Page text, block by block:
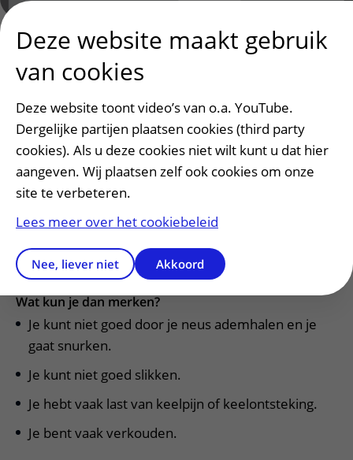
Door je neus en je mond kun je ziekmakers binnen
krijgen: bacteriën of virussen die bijvoorbeeld in de
de ziekmakers tegenhouden.
Je amandelen horen bij je afweersysteem – zo heet
dat. Het zorgt er voor dat je niet van elke bacterie of
virus ziek wordt.
Als je amandelen goed werken, merk je niet dat je
ze hebt. Maar als ze níét goed werken, worden ze te
groot of ze gaan ontsteken.
Wat kun je dan merken?
Je kunt niet goed door je neus ademhalen en je
gaat snurken.
Je kunt niet goed slikken.
Je hebt vaak last van keelpijn of keelontsteking.
Je bent vaak verkouden.
Deze website maakt gebruik
van cookies
Deze website toont video’s van o.a. YouTube.
Dergelijke partijen plaatsen cookies (third party
cookies). Als u deze cookies niet wilt kunt u dat hier
aangeven. Wij plaatsen zelf ook cookies om onze
site te verbeteren.
Lees meer over het cookiebeleid
Nee, liever niet Akkoord